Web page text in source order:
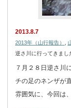
2013.8.7
2013年（山行報告）
逆さ川に行ってきまし
７月２８日逆さ川
チの足のネンザが
雰囲気に、今回は